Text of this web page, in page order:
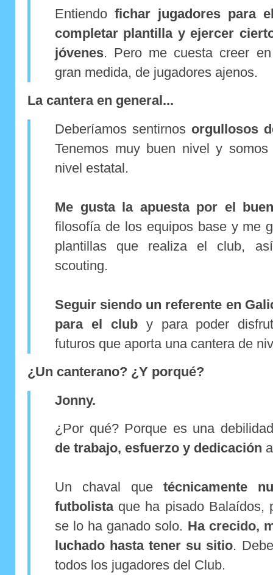
Entiendo fichar jugadores para
completar plantilla y ejercer
jóvenes. Pero me cuesta creer
gran medida, de jugadores ajenos.
La cantera en general...
Deberíamos sentirnos orgullosos
Tenemos muy buen nivel y
nivel estatal.
Me gusta la apuesta por el
filosofía de los equipos base y me
plantillas que realiza el club,
scouting.
Seguir siendo un referente en
para el cluby para poder
futuros que aporta una cantera de
¿Un canterano? ¿Y porqué?
Jonny.
¿Por qué? Porque es una
de trabajo, esfuerzo y dedicación
Un chaval que técnicamente
futbolistaque ha pisado Balaídos,
se lo ha ganado solo. Ha crecido,
luchado hasta tener su sitio.
todos los jugadores del Club.